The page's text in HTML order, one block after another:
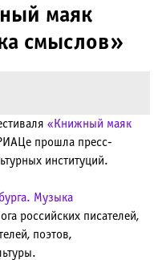
маяк
смыслов»
«Книжный маяк
прошла пресс-
институций.
Музыка
российских писателей,
поэтов,